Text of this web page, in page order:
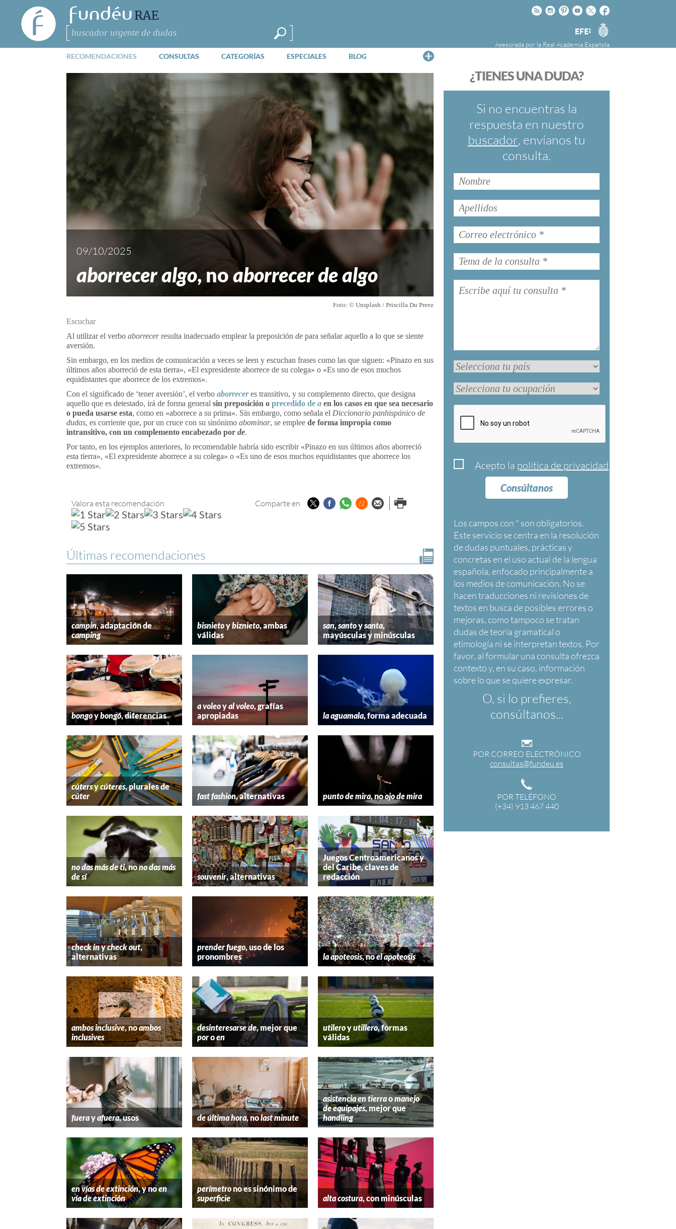
FundéuRAE
- Fundación
del Español
Urgente
Buscar
Facebook
Twitter
Youtube
Pinteres
Instagram
Rss
Agencia
EFE
Asesorada por la Real Academia Española
RECOMENDACIONES CONSULTAS CATEGORÍAS ESPECIALES BLOG
FundéuRAE es una fundación patrocinada por
cuyo objetivo es colaborar con el buen uso del
español en los medios de comunicación y en
Internet.
¿TIENES UNA DUDA?
Si no encuentras la
respuesta en nuestro
buscador, envíanos tu
consulta.
Acepto la política de privacidad
Consúltanos
Los campos con * son obligatorios
O, si lo prefieres,
consúltanos...
POR CORREO ELECTRÓNICO
consultas@fundeu.es
POR TELÉFONO
(+34) 913 467 440
09/10/2025
aborrecer algo, noaborrecer de algo
Foto: © Unsplash / Priscilla Du Preez
Escuchar
Al utilizar el verbo aborrecerresulta inadecuado emplear la preposición de para señalar aquello a lo que se siente
aversión.
Sin embargo, en los medios de comunicación a veces se leen y escuchan frases como las que siguen: «Pinazo en sus
últimos años aborreció de esta tierra», «El expresidente aborrece de su colega» o «Es uno de esos muchos
equidistantes que aborrece de los extremos».
Con el significado de ‘tener aversión’, el verbo aborreceres transitivo, y su complemento directo, que designa
aquello que es detestado, irá de forma general sin preposición o precedido de a en los casos en que sea necesario
o pueda usarse esta, como en «aborrece a su prima». Sin embargo, como señala el Diccionario panhispánico de
dudas, es corriente que, por un cruce con su sinónimo abominar, se emplee de forma impropia como
intransitivo, con un complemento encabezado por de.
Por tanto, en los ejemplos anteriores, lo recomendable habría sido escribir «Pinazo en sus últimos años aborreció
esta tierra», «El expresidente aborrece a su colega» o «Es uno de esos muchos equidistantes que aborrece los
extremos».
Valora esta recomendación Comparte en TwitterFacebook
Whatsapp
Menéame
Enviar porImprimir
Últimas recomendaciones
campin, adaptación de
camping
bisnietoybiznieto, ambas
válidas
san,santoysanta,
mayúsculas y minúsculas
bongoybongó, diferencias
a voleoyal voleo, grafías
apropiadas
la aguamala, forma adecuada
cútersycúteres, plurales de
cúter
fast fashion, alternativas punto de mira, noojo de mira
no das más de ti, nono das más
de sí
souvenir, alternativas
Juegos Centroamericanos y
del Caribe, claves de
redacción
check inycheck out,
alternativas
prender fuego, uso de los
pronombres
la apoteosis, noel apoteosis
ambos inclusive, noambos
inclusives
desinteresarse de, mejor que
poroen
utileroyutillero, formas
válidas
fuerayafuera, usos de última hora, nolast minute
asistencia en tierraomanejo
de equipajes, mejor que
handling
en vías de extinción, y noen
vía de extinción
perímetrono es sinónimo de
superficie
alta costura, con minúsculas